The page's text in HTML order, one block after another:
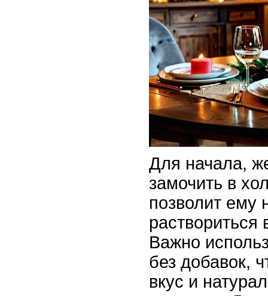
Для начала,
замочить в
позволит ему
раствориться
Важно
без добавок,
вкус и